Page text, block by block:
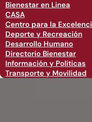
Bienestar en Linea
CASA
Centro para la
Deporte y Recreación
Desarrollo Humano
Directorio Bienestar
Información y Políticas
Transporte y Movilidad